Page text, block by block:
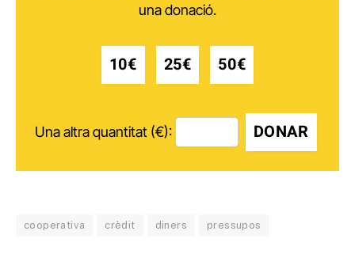
una donació.
10€ 25€ 50€
Una altra quantitat (€): DONAR
cooperativa crèdit diners pressupos